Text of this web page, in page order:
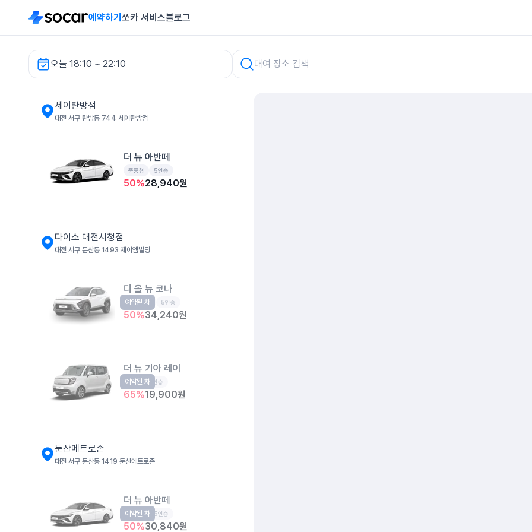
예약하기 쏘카 서비스블로그
오늘 18:10 ~ 22:10
세이탄방점 렌터카
세이탄방점
대전 서구 탄방동 744 세이탄방점
더 뉴 아반떼
준중형 5인승
50%28,940원
다이소 대전시청점
대전 서구 둔산동 1493 제이엠빌딩
디 올 뉴 코나
소형SUV 5인승
50%34,240원
예약된 차
더 뉴 기아 레이
경형 5인승
65%19,900원
예약된 차
둔산메트로존
대전 서구 둔산동 1419 둔산메트로존
더 뉴 아반떼
준중형 5인승
50%30,840원
예약된 차